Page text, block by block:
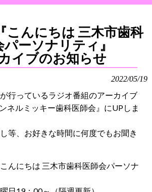
こんにちは 三木市歯科
パーソナリティ』
イブのお知らせ
2022/05/19
行っているラジオ番組のアーカイブ
ネルミッキー歯科医師会』にUPしま
等、お好きな時間に何度でもお聞き
んにちは 三木市歯科医師会パーソナ